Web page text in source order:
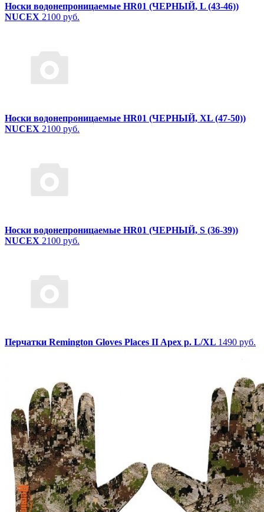
Носки водонепроницаемые HR01 (ЧЕРНЫЙ, L (43-46))
NUCEX 2100 руб.
Носки водонепроницаемые HR01 (ЧЕРНЫЙ, XL (47-50))
NUCEX 2100 руб.
Носки водонепроницаемые HR01 (ЧЕРНЫЙ, S (36-39))
NUCEX 2100 руб.
Перчатки Remington Gloves Places II Apex р. L/XL 1490 руб.